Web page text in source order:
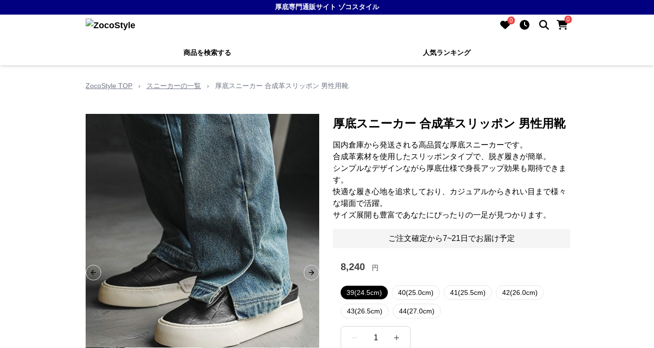
厚底専門通販サイト ゾコスタイル
0 0
商品を検索する 人気ランキング
ZocoStyle TOP › スニーカーの一覧 › 厚底スニーカー 合成革スリッポン 男性用靴
Previous slide Next slide
厚底スニーカー 合成革スリッポン 男性用靴
国内倉庫から発送される高品質な厚底スニーカーです。
合成革素材を使用したスリッポンタイプで、脱ぎ履きが簡単。
シンプルなデザインながら厚底仕様で身長アップ効果も期待できま
す。
快適な履き心地を追求しており、カジュアルからきれい目まで様々
な場面で活躍。
サイズ展開も豊富であなたにぴったりの一足が見つかります。
ご注文確定から7~21日でお届け予定
8,240 円
39(24.5cm) 40(25.0cm) 41(25.5cm) 42(26.0cm)
43(26.5cm) 44(27.0cm)
1